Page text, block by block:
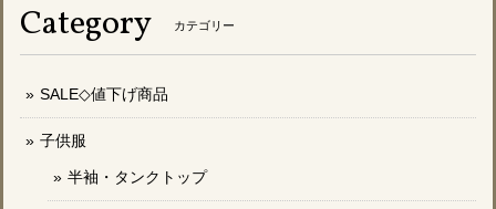
Category カテゴリー
SALE◇値下げ商品
子供服
半袖・タンクトップ